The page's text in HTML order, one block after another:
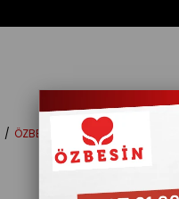
ÖZBESIN KUZU KOL *kg